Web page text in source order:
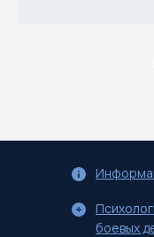
боевых